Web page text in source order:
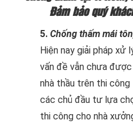
Đảm bảo quý
5. Chống thấm mái
Hiện nay giải pháp xử
vấn đề vẫn chưa
nhà thầu trên thi
các chủ đầu tư lựa
thi công cho nhà